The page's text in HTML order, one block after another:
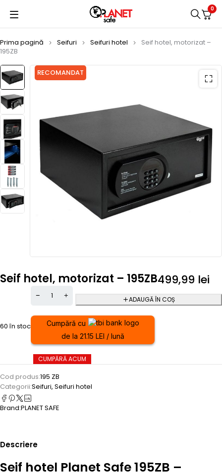
0
Prima pagină Seifuri Seifuri hotel
Seif hotel, motorizat –
195ZB
RECOMANDAT
Seif hotel, motorizat – 195ZB499,99 lei
60 în stoc
ADAUGĂ ÎN COȘ
Cumpără cu
de la 21.15 LEI / lună
CUMPĂRĂ ACUM
Cod produs:195 ZB
Categorii:Seifuri, Seifuri hotel
Brand:PLANET SAFE
Descriere
Seif hotel Planet Safe 195ZB –